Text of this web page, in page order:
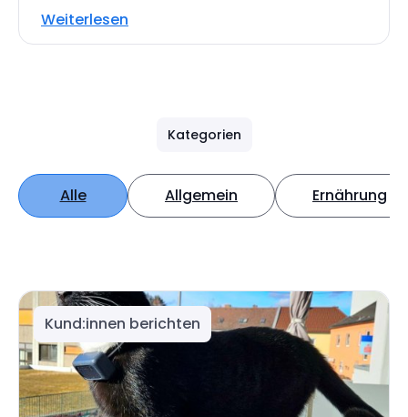
Weiterlesen
Kategorien
Alle Allgemein Ernährung
Kund:innen berichten